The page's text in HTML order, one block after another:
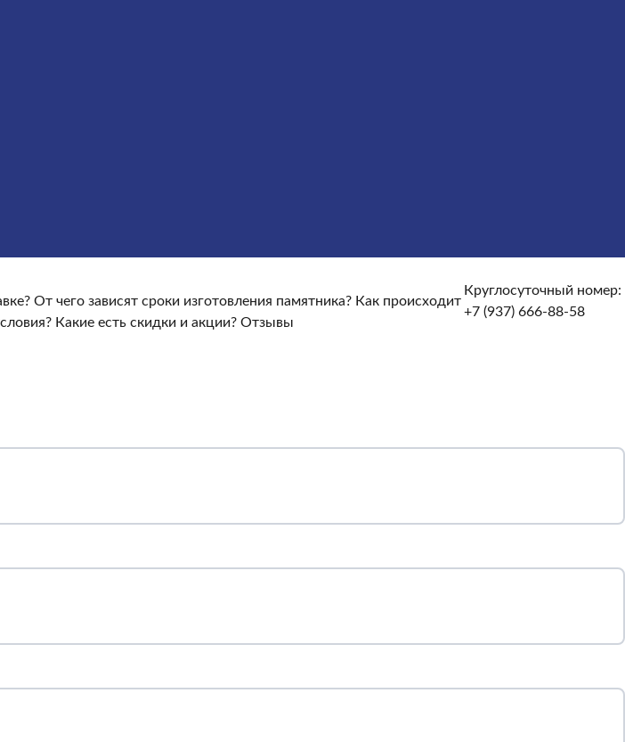
От чего зависят сроки изготовления памятника? Как происходит
Какие есть скидки и акции? Отзывы
Круглосуточный номер:
+7 (937) 666-88-58